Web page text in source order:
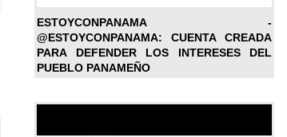
ESTOYCONPANAMA -
@ESTOYCONPANAMA: CUENTA CREADA
PARA DEFENDER LOS INTERESES DEL
PUEBLO PANAMEÑO